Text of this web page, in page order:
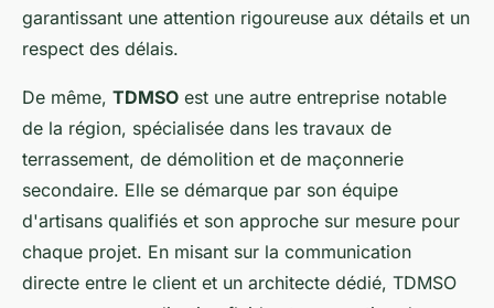
garantissant une attention rigoureuse aux détails et un
respect des délais.
De même, TDMSO est une autre entreprise notable
de la région, spécialisée dans les travaux de
terrassement, de démolition et de maçonnerie
secondaire. Elle se démarque par son équipe
d'artisans qualifiés et son approche sur mesure pour
chaque projet. En misant sur la communication
directe entre le client et un architecte dédié, TDMSO